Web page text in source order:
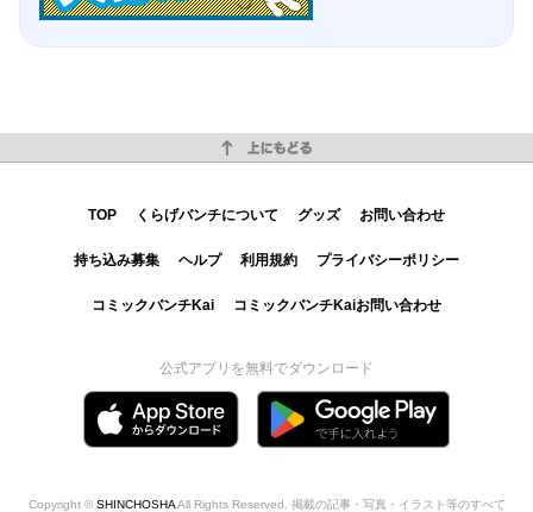
TOP くらげバンチについて グッズ お問い合わせ
持ち込み募集 ヘルプ 利用規約 プライバシーポリシー
コミックバンチKai コミックバンチKaiお問い合わせ
公式アプリを無料でダウンロード
Copyright © SHINCHOSHAAll Rights Reserved. 掲載の記事・写真・イラスト等のすべて